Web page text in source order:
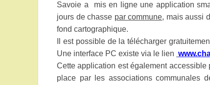
Savoie a mis en ligne une application
jours de chasse par commune, mais aussi
fond cartographique.
Il est possible de la télécharger
Une interface PC existe via le lien
Cette application est également accessible
place par les associations communales